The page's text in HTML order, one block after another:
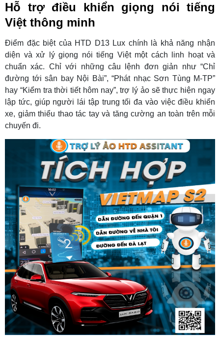
Hỗ trợ điều khiển giọng nói tiếng
Việt thông minh
Điểm đặc biệt của HTD D13 Lux chính là khả năng nhận
diện và xử lý giọng nói tiếng Việt một cách linh hoạt và
chuẩn xác. Chỉ với những câu lệnh đơn giản như “Chỉ
đường tới sân bay Nội Bài”, “Phát nhạc Sơn Tùng M-TP”
hay “Kiểm tra thời tiết hôm nay”, trợ lý ảo sẽ thực hiện ngay
lập tức, giúp người lái tập trung tối đa vào việc điều khiển
xe, giảm thiểu thao tác tay và tăng cường an toàn trên mỗi
chuyến đi.